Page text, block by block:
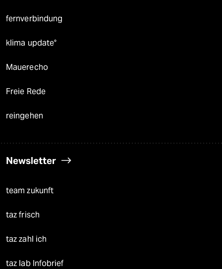
fernverbindung
klima update°
Mauerecho
Freie Rede
reingehen
Newsletter
team zukunft
taz frisch
taz zahl ich
taz lab Infobrief